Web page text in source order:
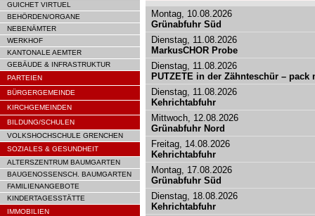
GUICHET VIRTUEL
BEHÖRDEN/ORGANE
NEBENÄMTER
WERKHOF
KANTONALE AEMTER
GEBÄUDE & INFRASTRUKTUR
PARTEIEN
BÜRGERGEMEINDE
KIRCHGEMEINDEN
BILDUNG/SCHULEN
VOLKSHOCHSCHULE GRENCHEN
SOZIALES & GESUNDHEIT
ALTERSZENTRUM BAUMGARTEN
BAUGENOSSENSCH. BAUMGARTEN
FAMILIENANGEBOTE
KINDERTAGESSTÄTTE
IMMOBILIEN
Montag, 10.08.2026
Grünabfuhr Süd
Dienstag, 11.08.2026
MarkusCHOR Probe
Dienstag, 11.08.2026
PUTZETE in der Zähnteschür – pack
Dienstag, 11.08.2026
Kehrichtabfuhr
Mittwoch, 12.08.2026
Grünabfuhr Nord
Freitag, 14.08.2026
Kehrichtabfuhr
Montag, 17.08.2026
Grünabfuhr Süd
Dienstag, 18.08.2026
Kehrichtabfuhr